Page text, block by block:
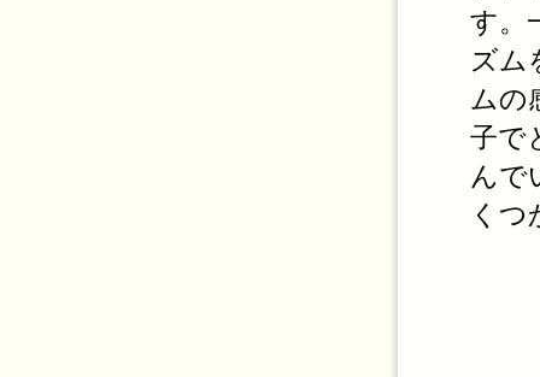
す。
ズム
ムの
子で
んで
く